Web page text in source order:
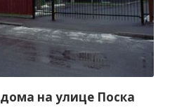
на улице Поска